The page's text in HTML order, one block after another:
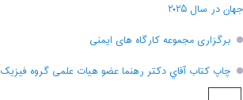
جهان در سال ۲۰۲۵
برگزاری مجموعه کارگاه های ایمنی
چاپ کتاب آقاي دکتر رهنما عضو هیات علمی گروه فیزیک